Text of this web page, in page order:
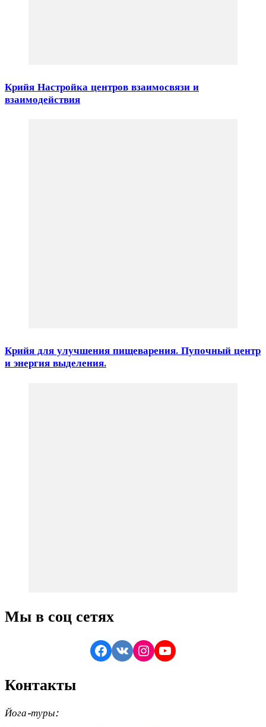
Крийя Настройка центров взаимосвязи и
взаимодействия
Крийя для улучшения пищеварения. Пупочный центр
и энергия выделения.
Мы в соц сетях
Facebook
VKInstagram
YouTube
Контакты
Йога-туры: